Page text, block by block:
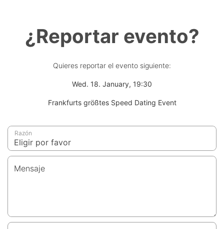
¿Reportar evento?
Quieres reportar el evento siguiente:
Wed. 18. January, 19:30
Frankfurts größtes Speed Dating Event
Razón
Mensaje